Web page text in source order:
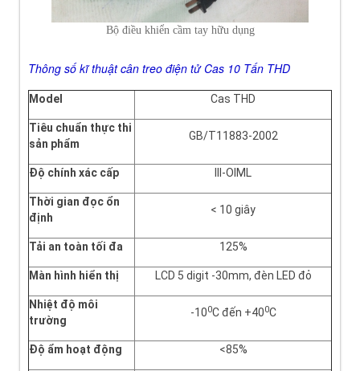
Bộ điều khiển cầm tay hữu dụng
Thông số kĩ thuật cân treo điện tử Cas 10 Tấn THD
Model Cas THD
Tiêu chuẩn thực thi
sản phẩm
GB/T11883-2002
Độ chính xác cấp III-OIML
Thời gian đọc ổn
định
< 10 giây
Tải an toàn tối đa 125%
Màn hình hiển thị LCD 5 digit -30mm, đèn LED đỏ
Nhiệt độ môi
trường
-100C đến +400C
Độ ẩm hoạt động <85%